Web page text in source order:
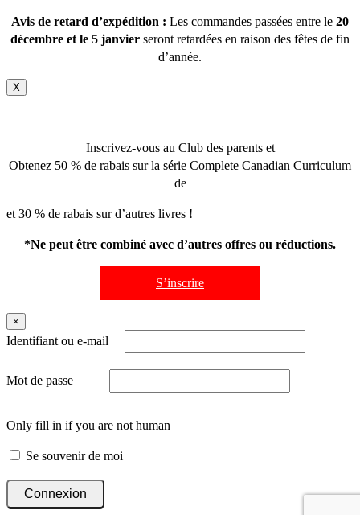
Avis de retard d’expédition : Les commandes passées entre le 20
décembre et le 5 janvier seront retardées en raison des fêtes de fin
d’année.
X
Inscrivez-vous au Club des parents et
Obtenez 50 % de rabais sur la série Complete Canadian Curriculum
de
et 30 % de rabais sur d’autres livres !
*Ne peut être combiné avec d’autres offres ou réductions.
S’inscrire
×
Identifiant ou e-mail
Mot de passe
Only fill in if you are not human
Se souvenir de moi